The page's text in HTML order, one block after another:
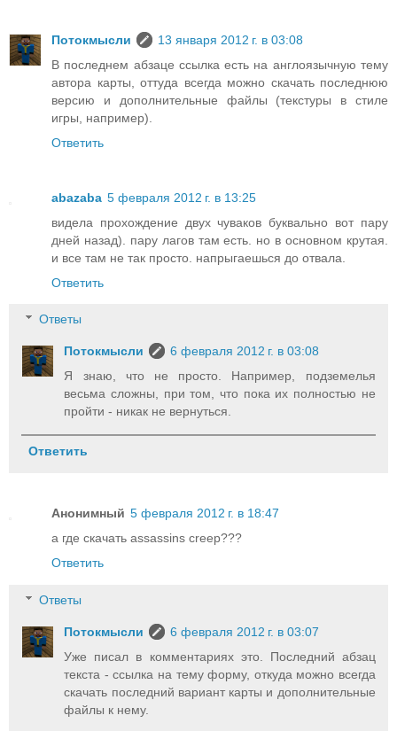
Потокмысли
13 января 2012 г. в 03:08
В последнем абзаце ссылка есть на англоязычную тему
автора карты, оттуда всегда можно скачать последнюю
версию и дополнительные файлы (текстуры в стиле
игры, например).
Ответить
abazaba 5 февраля 2012 г. в 13:25
видела прохождение двух чуваков буквально вот пару
дней назад). пару лагов там есть. но в основном крутая.
и все там не так просто. напрыгаешься до отвала.
Ответить
Ответы
Потокмысли
6 февраля 2012 г. в 03:08
Я знаю, что не просто. Например, подземелья
весьма сложны, при том, что пока их полностью не
пройти - никак не вернуться.
Ответить
Анонимный 5 февраля 2012 г. в 18:47
а где скачать assassins creep???
Ответить
Ответы
Потокмысли
6 февраля 2012 г. в 03:07
Уже писал в комментариях это. Последний абзац
текста - ссылка на тему форму, откуда можно всегда
скачать последний вариант карты и дополнительные
файлы к нему.